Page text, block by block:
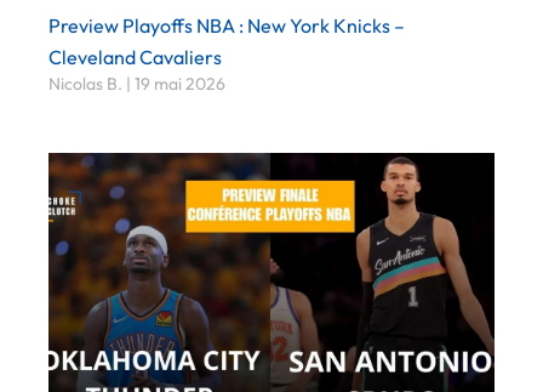
Preview Playoffs NBA : New York Knicks –
Cleveland Cavaliers
Nicolas B. 19 mai 2026